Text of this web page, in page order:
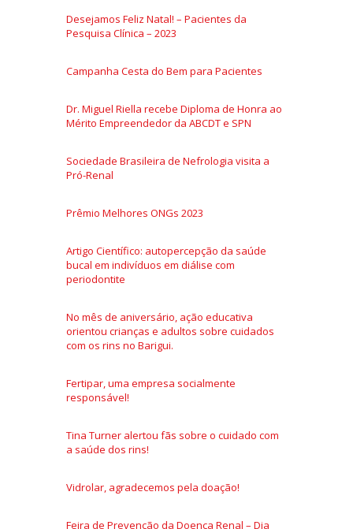
Desejamos Feliz Natal! – Pacientes da
Pesquisa Clínica – 2023
Campanha Cesta do Bem para Pacientes
Dr. Miguel Riella recebe Diploma de Honra ao
Mérito Empreendedor da ABCDT e SPN
Sociedade Brasileira de Nefrologia visita a
Pró-Renal
Prêmio Melhores ONGs 2023
Artigo Científico: autopercepção da saúde
bucal em indivíduos em diálise com
periodontite
No mês de aniversário, ação educativa
orientou crianças e adultos sobre cuidados
com os rins no Barigui.
Fertipar, uma empresa socialmente
responsável!
Tina Turner alertou fãs sobre o cuidado com
a saúde dos rins!
Vidrolar, agradecemos pela doação!
Feira de Prevenção da Doença Renal – Dia